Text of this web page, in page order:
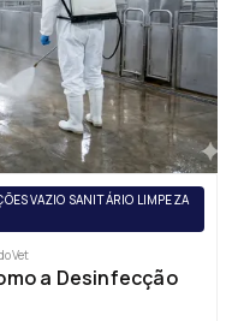
VAZIO SANITÁRIO LIMPEZA
a Desinfecção